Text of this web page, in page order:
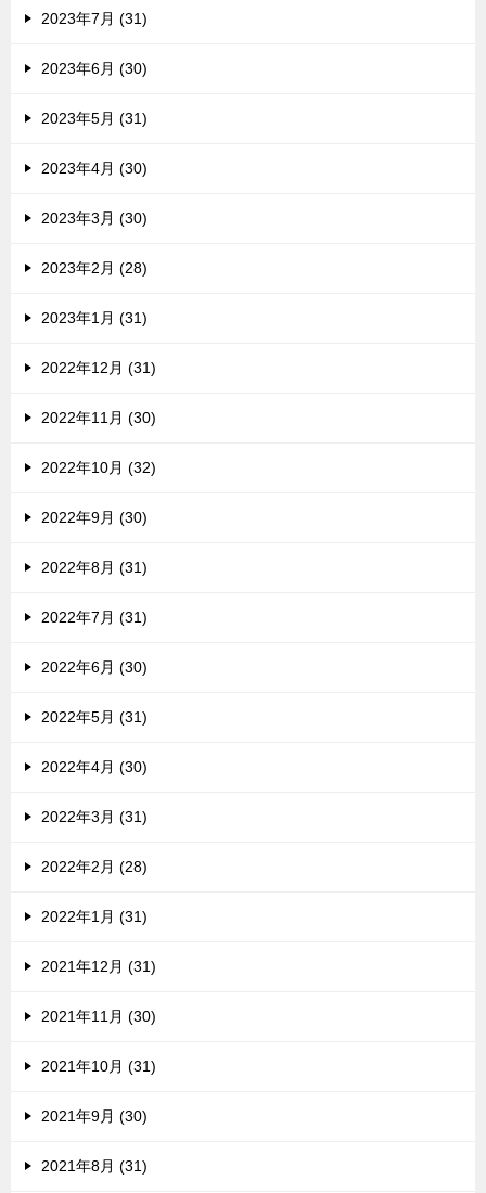
2023年7月 (31)
2023年6月 (30)
2023年5月 (31)
2023年4月 (30)
2023年3月 (30)
2023年2月 (28)
2023年1月 (31)
2022年12月 (31)
2022年11月 (30)
2022年10月 (32)
2022年9月 (30)
2022年8月 (31)
2022年7月 (31)
2022年6月 (30)
2022年5月 (31)
2022年4月 (30)
2022年3月 (31)
2022年2月 (28)
2022年1月 (31)
2021年12月 (31)
2021年11月 (30)
2021年10月 (31)
2021年9月 (30)
2021年8月 (31)